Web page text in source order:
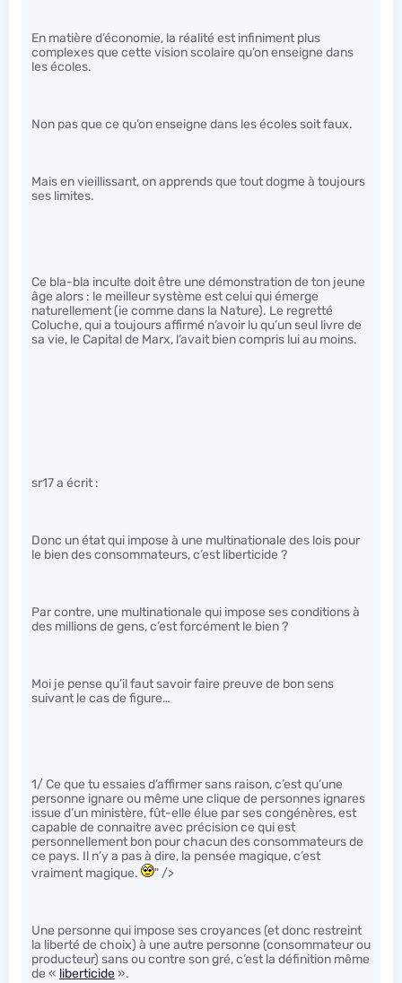
En matière d’économie, la réalité est infiniment plus
complexes que cette vision scolaire qu’on enseigne dans
les écoles.
Non pas que ce qu’on enseigne dans les écoles soit faux.
Mais en vieillissant, on apprends que tout dogme à toujours
ses limites.
Ce bla-bla inculte doit être une démonstration de ton jeune
âge alors : le meilleur système est celui qui émerge
naturellement (ie comme dans la Nature). Le regretté
Coluche, qui a toujours affirmé n’avoir lu qu’un seul livre de
sa vie, le Capital de Marx, l’avait bien compris lui au moins.
sr17 a écrit :
Donc un état qui impose à une multinationale des lois pour
le bien des consommateurs, c’est liberticide ?
Par contre, une multinationale qui impose ses conditions à
des millions de gens, c’est forcément le bien ?
Moi je pense qu’il faut savoir faire preuve de bon sens
suivant le cas de figure…
1/ Ce que tu essaies d’affirmer sans raison, c’est qu’une
personne ignare ou même une clique de personnes ignares
issue d’un ministère, fût-elle élue par ses congénères, est
capable de connaitre avec précision ce qui est
personnellement bon pour chacun des consommateurs de
ce pays. Il n’y a pas à dire, la pensée magique, c’est
vraiment magique.
" />
Une personne qui impose ses croyances (et donc restreint
la liberté de choix) à une autre personne (consommateur ou
producteur) sans ou contre son gré, c’est la définition même
de « liberticide».